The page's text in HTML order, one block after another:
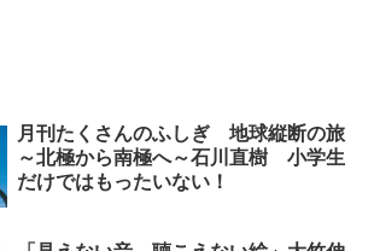
月刊たくさんのふしぎ 地球縦断の旅
～北極から南極へ～石川直樹 小学生
だけではもったいない！